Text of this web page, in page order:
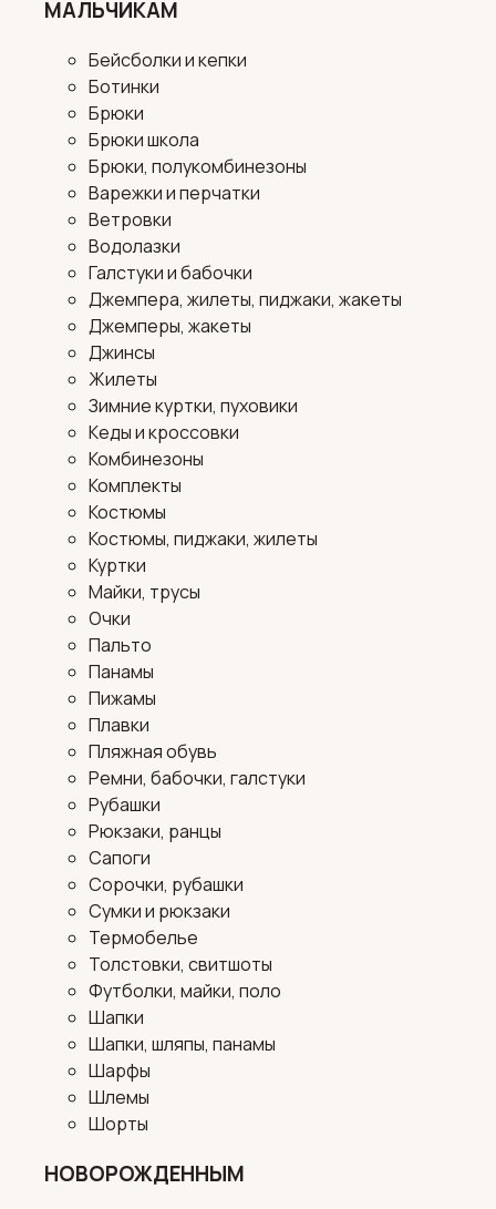
МАЛЬЧИКАМ
Бейсболки и кепки
Ботинки
Брюки
Брюки школа
Брюки, полукомбинезоны
Варежки и перчатки
Ветровки
Водолазки
Галстуки и бабочки
Джемпера, жилеты, пиджаки, жакеты
Джемперы, жакеты
Джинсы
Жилеты
Зимние куртки, пуховики
Кеды и кроссовки
Комбинезоны
Комплекты
Костюмы
Костюмы, пиджаки, жилеты
Куртки
Майки, трусы
Очки
Пальто
Панамы
Пижамы
Плавки
Пляжная обувь
Ремни, бабочки, галстуки
Рубашки
Рюкзаки, ранцы
Сапоги
Сорочки, рубашки
Сумки и рюкзаки
Термобелье
Толстовки, свитшоты
Футболки, майки, поло
Шапки
Шапки, шляпы, панамы
Шарфы
Шлемы
Шорты
НОВОРОЖДЕННЫМ